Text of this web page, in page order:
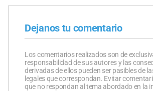
Dejanos tu comentario
Los comentarios realizados son de
responsabilidad de sus autores y las
derivadas de ellos pueden ser pasibles de
legales que correspondan. Evitar
que no respondan al tema abordado en la